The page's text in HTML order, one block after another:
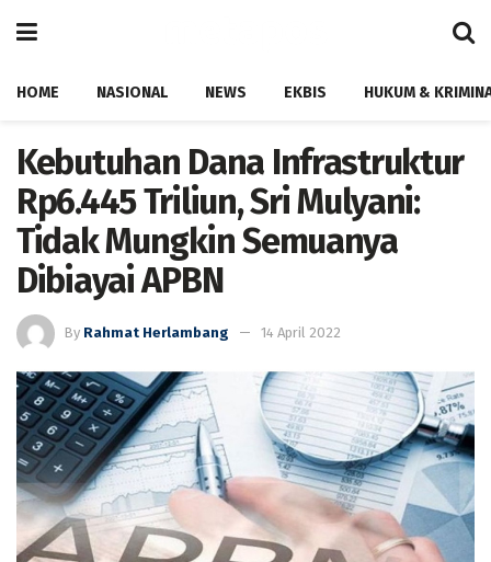
HOME NASIONAL NEWS EKBIS HUKUM &
Kebutuhan Dana Infrastruktur
Rp6.445 Triliun, Sri Mulyani:
Tidak Mungkin Semuanya
Dibiayai APBN
By Rahmat Herlambang 14 April 2022